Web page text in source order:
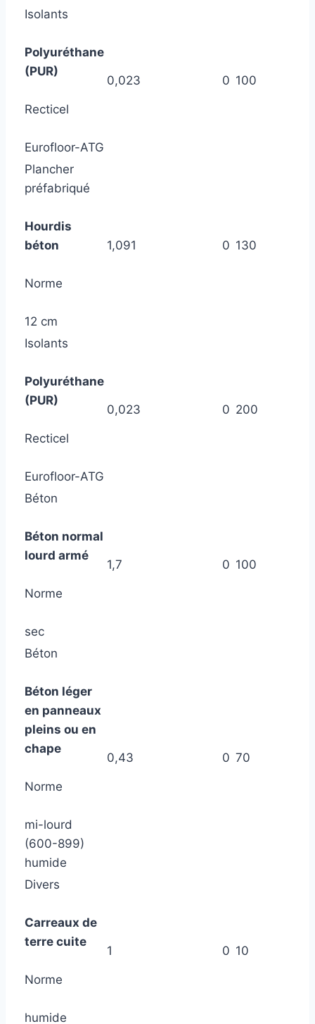
Isolants
Polyuréthane
(PUR)
Recticel
Eurofloor-ATG
0,023 0 100
Plancher
préfabriqué
Hourdis
béton
Norme
12 cm
1,091 0 130
Isolants
Polyuréthane
(PUR)
Recticel
Eurofloor-ATG
0,023 0 200
Béton
Béton normal
lourd armé
Norme
sec
1,7 0 100
Béton
Béton léger
en panneaux
pleins ou en
chape
Norme
mi-lourd
(600-899)
humide
0,43 0 70
Divers
Carreaux de
terre cuite
Norme
humide
1 0 10